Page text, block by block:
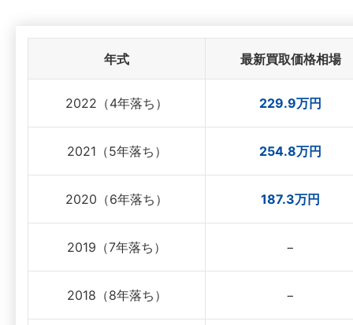
年式 最新買取価格相場
2022（4年落ち） 229.9万円
2021（5年落ち） 254.8万円
2020（6年落ち） 187.3万円
2019（7年落ち） −
2018（8年落ち） −